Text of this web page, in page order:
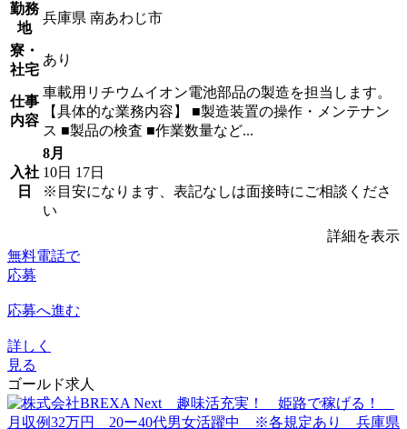
勤務
地
兵庫県 南あわじ市
寮・
社宅
あり
仕事
内容
車載用リチウムイオン電池部品の製造を担当します。
【具体的な業務内容】 ■製造装置の操作・メンテナン
ス ■製品の検査 ■作業数量など...
入社
日
8月
10日 17日
※目安になります、表記なしは面接時にご相談くださ
い
詳細を表示
無料電話で
応募
応募へ進む
詳しく
見る
ゴールド求人